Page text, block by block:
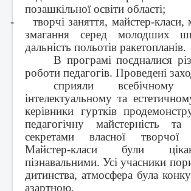
позашкільної освіти області;
-
творчі заняття, майстер-класи,
змагання серед молодших
дальність польотів ракетопланів.
В програмі поєдналися
роботи педагогів. Проведені
сприяли всебічному
інтелектуальному та
керівники гуртків
педагогічну майстерність та
секретами власної творчої
Майстер-класи були
пізнавальними. Усі учасники
дитинства, атмосфера була
азартною.